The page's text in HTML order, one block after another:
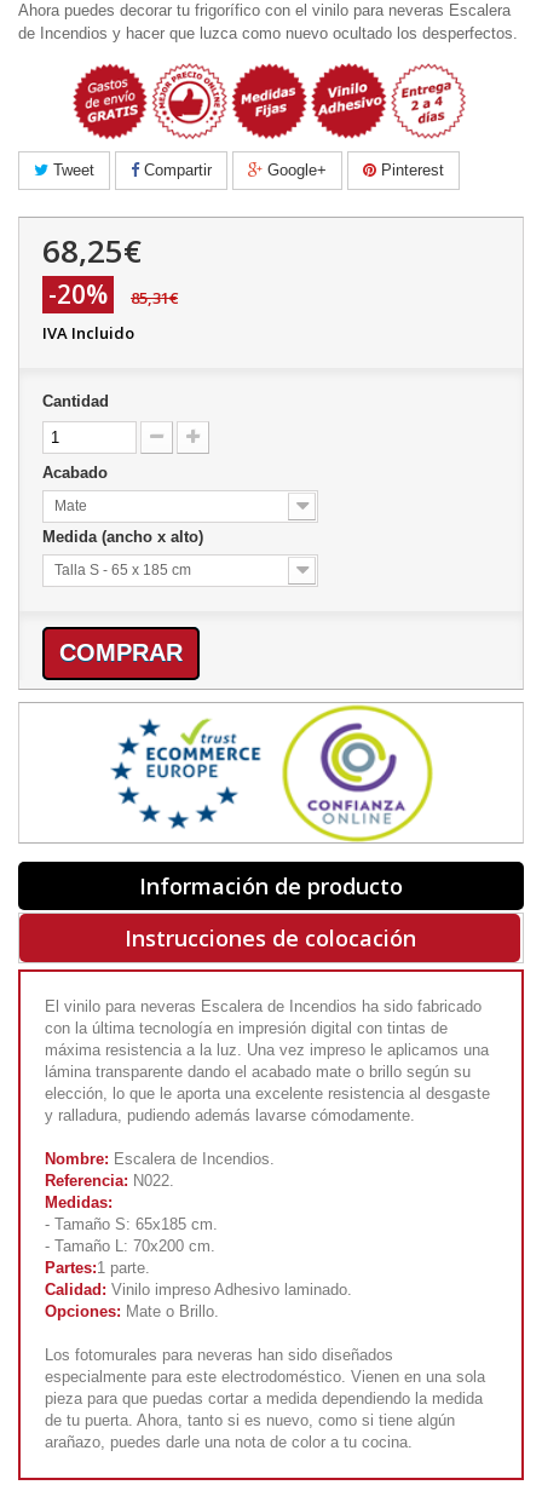
Ahora puedes decorar tu frigorífico con el vinilo para neveras Escalera
de Incendios y hacer que luzca como nuevo ocultado los desperfectos.
Tweet Compartir Google+ Pinterest
68,25€
-20%
85,31€
IVA Incluido
Cantidad
Acabado
Mate
Medida (ancho x alto)
Talla S - 65 x 185 cm
COMPRAR
Información de producto
Instrucciones de colocación
El vinilo para neveras Escalera de Incendios ha sido fabricado
con la última tecnología en impresión digital con tintas de
máxima resistencia a la luz. Una vez impreso le aplicamos una
lámina transparente dando el acabado mate o brillo según su
elección, lo que le aporta una excelente resistencia al desgaste
y ralladura, pudiendo además lavarse cómodamente.
Nombre: Escalera de Incendios.
Referencia: N022.
Medidas:
- Tamaño S: 65x185 cm.
- Tamaño L: 70x200 cm.
Partes:1 parte.
Calidad: Vinilo impreso Adhesivo laminado.
Opciones: Mate o Brillo.
Los fotomurales para neveras han sido diseñados
especialmente para este electrodoméstico. Vienen en una sola
pieza para que puedas cortar a medida dependiendo la medida
de tu puerta. Ahora, tanto si es nuevo, como si tiene algún
arañazo, puedes darle una nota de color a tu cocina.